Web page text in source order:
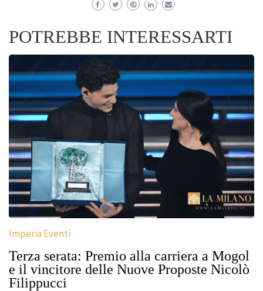
POTREBBE INTERESSARTI
Imperia Eventi
Terza serata: Premio alla carriera a Mogol
e il vincitore delle Nuove Proposte Nicolò
Filippucci